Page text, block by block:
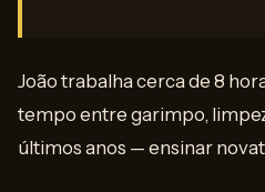
João trabalha cerca de 8
tempo entre garimpo,
últimos anos — ensinar